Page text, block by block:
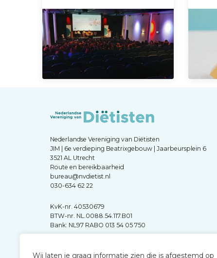
Wij laten je graag informatie zien die is afgestemd op
Nederlandse Vereniging van Diëtisten
JIM | 6e verdieping Beatrixgebouw | Jaarbeursplein 6
3521 AL Utrecht
Route en bereikbaarheid
bureau@nvdietist.nl
030-634 62 22
KvK-nr. 40530679
BTW-nr. NL.0088.54.117.B01
Bank: NL97 RABO 013 54 05 750